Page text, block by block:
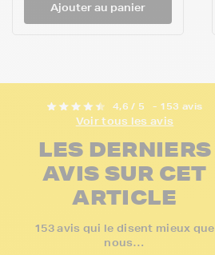
4,6 / 5 - 153 avis
Voir tous les avis
LES DERNIERS
AVIS SUR CET
ARTICLE
153 avis qui le disent mieux que
nous…
Ajouter au panier